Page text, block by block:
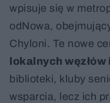
wpisuje się w
odNowa,
Chyloni. Te nowe
lokalnych
biblioteki, kluby
wsparcia, lecz ich